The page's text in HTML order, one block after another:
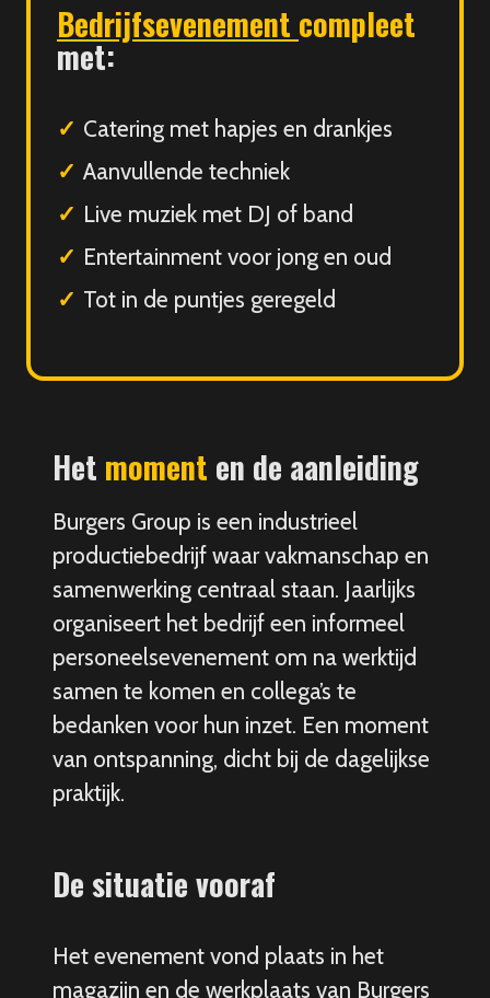
Bedrijfsevenement compleet
met:
Catering met hapjes en drankjes
Aanvullende techniek
Live muziek met DJ of band
Entertainment voor jong en oud
Tot in de puntjes geregeld
Het moment en de aanleiding
Burgers Group is een industrieel
productiebedrijf waar vakmanschap en
samenwerking centraal staan. Jaarlijks
organiseert het bedrijf een informeel
personeelsevenement om na werktijd
samen te komen en collega’s te
bedanken voor hun inzet. Een moment
van ontspanning, dicht bij de dagelijkse
praktijk.
De situatie vooraf
Het evenement vond plaats in het
magazijn en de werkplaats van Burgers